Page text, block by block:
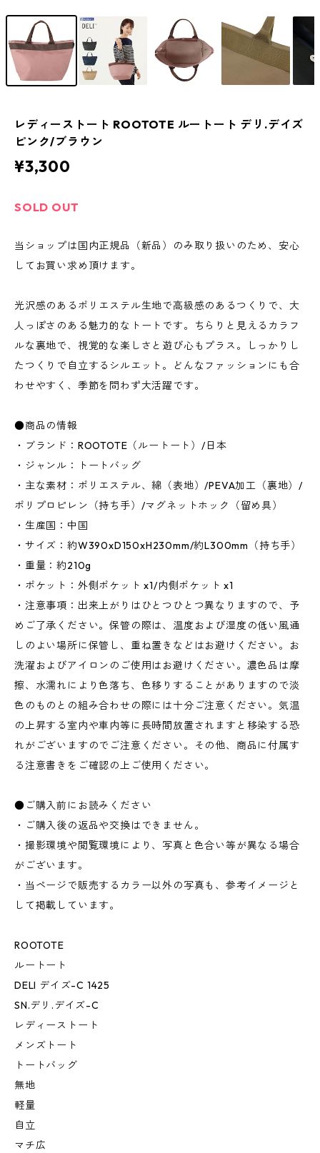
レディーストート ROOTOTE ルートート デリ.デイズ
ピンク/ブラウン
¥3,300
SOLD OUT
当ショップは国内正規品（新品）のみ取り扱いのため、安心
してお買い求め頂けます。
光沢感のあるポリエステル生地で高級感のあるつくりで、大
人っぽさのある魅力的なトートです。ちらりと見えるカラフ
ルな裏地で、視覚的な楽しさと遊び心もプラス。しっかりし
たつくりで自立するシルエット。どんなファッションにも合
わせやすく、季節を問わず大活躍です。
●商品の情報
・ブランド：ROOTOTE（ルートート）/日本
・ジャンル：トートバッグ
・主な素材：ポリエステル、綿（表地）/PEVA加工（裏地）/
ポリプロピレン（持ち手）/マグネットホック（留め具）
・生産国：中国
・サイズ：約W390xD150xH230mm/約L300mm（持ち手）
・重量：約210g
・ポケット：外側ポケット x1/内側ポケット x1
・注意事項：出来上がりはひとつひとつ異なりますので、予
めご了承ください。保管の際は、温度および湿度の低い風通
しのよい場所に保管し、重ね置きなどはお避けください。お
洗濯およびアイロンのご使用はお避けください。濃色品は摩
擦、水濡れにより色落ち、色移りすることがありますので淡
色のものとの組み合わせの際には十分ご注意ください。気温
の上昇する室内や車内等に長時間放置されますと移染する恐
れがございますのでご注意ください。その他、商品に付属す
る注意書きをご確認の上ご使用ください。
●ご購入前にお読みください
・ご購入後の返品や交換はできません。
・撮影環境や閲覧環境により、写真と色合い等が異なる場合
がございます。
・当ページで販売するカラー以外の写真も、参考イメージと
して掲載しています。
ROOTOTE
ルートート
DELI デイズ-C 1425
SN.デリ.デイズ-C
レディーストート
メンズトート
トートバッグ
無地
軽量
自立
マチ広